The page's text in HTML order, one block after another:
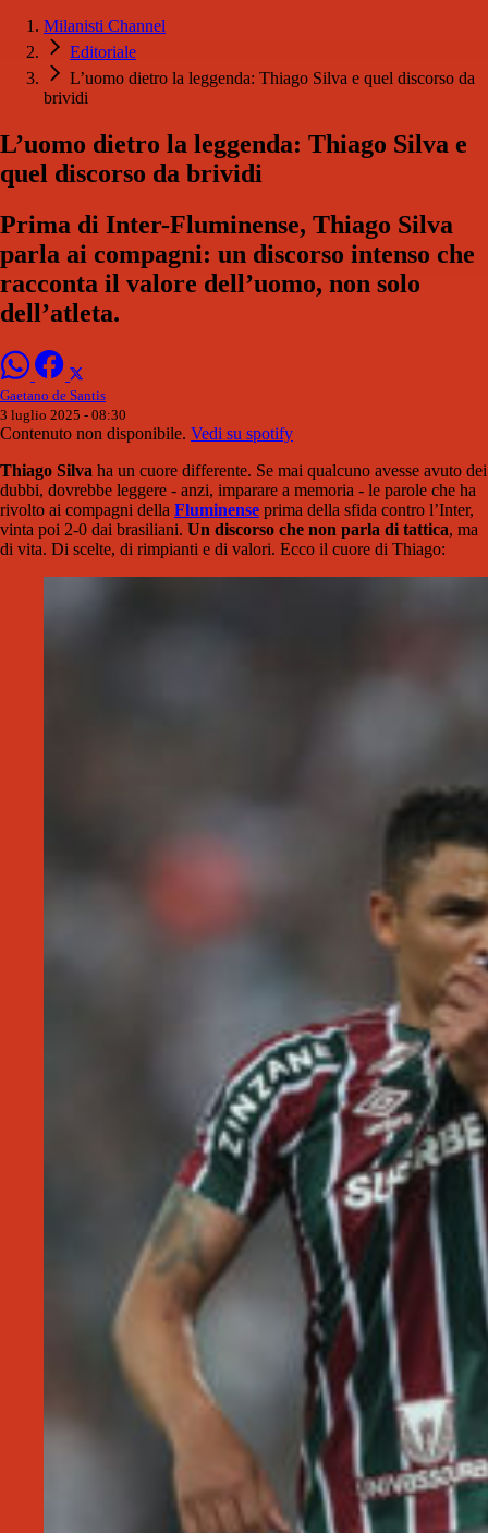
Milanisti Channel
Editoriale
L’uomo dietro la leggenda: Thiago Silva e quel discorso da
brividi
L’uomo dietro la leggenda: Thiago Silva e
quel discorso da brividi
Prima di Inter-Fluminense, Thiago Silva
parla ai compagni: un discorso intenso che
racconta il valore dell’uomo, non solo
dell’atleta.
Gaetano de Santis
3 luglio 2025 - 08:30
Contenuto non disponibile. Vedi su spotify
Thiago Silva ha un cuore differente. Se mai qualcuno avesse avuto dei
dubbi, dovrebbe leggere - anzi, imparare a memoria - le parole che ha
rivolto ai compagni della Fluminense prima della sfida contro l’Inter,
vinta poi 2-0 dai brasiliani. Un discorso che non parla di tattica, ma
di vita. Di scelte, di rimpianti e di valori. Ecco il cuore di Thiago: